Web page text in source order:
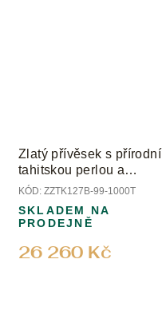
Zlatý přívěsek s přírodní
tahitskou perlou a
diamanty
KÓD: ZZTK127B-99-1000T
26 260 Kč
SKLADEM NA
PRODEJNĚ